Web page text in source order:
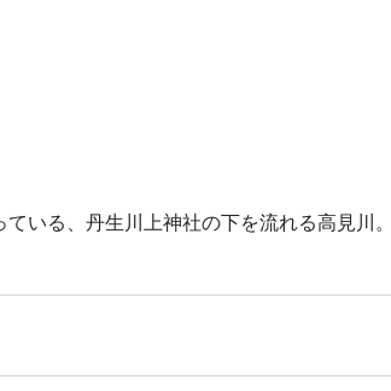
いる、丹生川上神社の下を流れる高見川。